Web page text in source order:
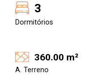
3
Dormitórios
360.00 m²
A. Terreno